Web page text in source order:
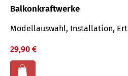
Balkonkraftwerke
Modellauswahl, Installation,
29,90 €